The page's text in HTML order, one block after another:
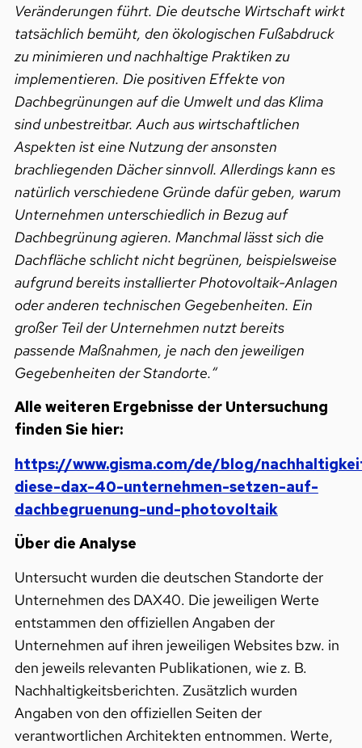
Veränderungen führt. Die deutsche Wirtschaft wirkt
tatsächlich bemüht, den ökologischen Fußabdruck
zu minimieren und nachhaltige Praktiken zu
implementieren. Die positiven Effekte von
Dachbegrünungen auf die Umwelt und das Klima
sind unbestreitbar. Auch aus wirtschaftlichen
Aspekten ist eine Nutzung der ansonsten
brachliegenden Dächer sinnvoll. Allerdings kann es
natürlich verschiedene Gründe dafür geben, warum
Unternehmen unterschiedlich in Bezug auf
Dachbegrünung agieren. Manchmal lässt sich die
Dachfläche schlicht nicht begrünen, beispielsweise
aufgrund bereits installierter Photovoltaik-Anlagen
oder anderen technischen Gegebenheiten. Ein
großer Teil der Unternehmen nutzt bereits
passende Maßnahmen, je nach den jeweiligen
Gegebenheiten der Standorte.“
Alle weiteren Ergebnisse der Untersuchung
finden Sie hier:
https://www.gisma.com/de/blog/
diese-dax-40-unternehmen-setzen-auf-
dachbegruenung-und-photovoltaik
Über die Analyse
Untersucht wurden die deutschen Standorte der
Unternehmen des DAX40. Die jeweiligen Werte
entstammen den offiziellen Angaben der
Unternehmen auf ihren jeweiligen Websites bzw. in
den jeweils relevanten Publikationen, wie z. B.
Nachhaltigkeitsberichten. Zusätzlich wurden
Angaben von den offiziellen Seiten der
verantwortlichen Architekten entnommen. Werte,